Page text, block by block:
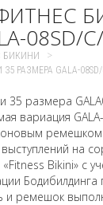
08SD/
БИКИНИ >
РАЗМЕРА GALA-08SD/
35 размера
вариация
ремешком
на
Bikini» с
Бодибилдинга
и ремешок